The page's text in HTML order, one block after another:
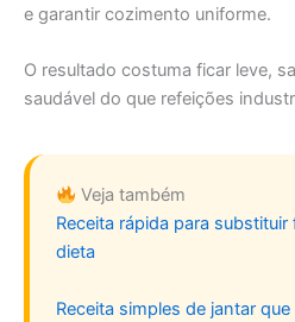
e garantir cozimento uniforme.
O resultado costuma ficar leve,
saudável do que refeições
Veja também
Receita rápida para
dieta
Receita simples de jantar